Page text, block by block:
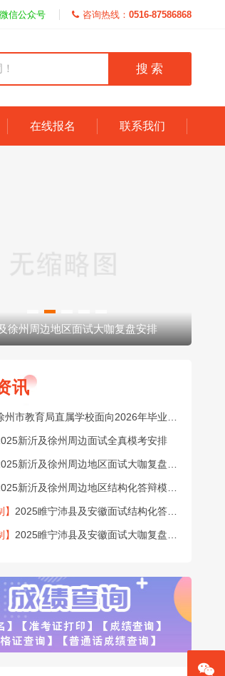
微信公众号 咨询热线： 0516-87586868
搜 索
在线报名 联系我们
徐州周边地区面试大咖复盘安排
讯
市教育局直属学校面向2026年毕业生公开招聘151名教师公告
新沂及徐州周边面试全真模考安排
新沂及徐州周边地区面试大咖复盘安排
新沂及徐州周边地区结构化答辩模考安排
2025睢宁沛县及安徽面试结构化答辩模考安排
2025睢宁沛县及安徽面试大咖复盘安排